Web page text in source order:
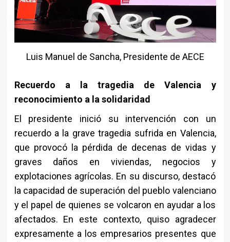
Luis Manuel de Sancha, Presidente de AECE
Recuerdo a la tragedia de Valencia y
reconocimiento a la solidaridad
El presidente inició su intervención con un
recuerdo a la grave tragedia sufrida en Valencia,
que provocó la pérdida de decenas de vidas y
graves daños en viviendas, negocios y
explotaciones agrícolas. En su discurso, destacó
la capacidad de superación del pueblo valenciano
y el papel de quienes se volcaron en ayudar a los
afectados. En este contexto, quiso agradecer
expresamente a los empresarios presentes que